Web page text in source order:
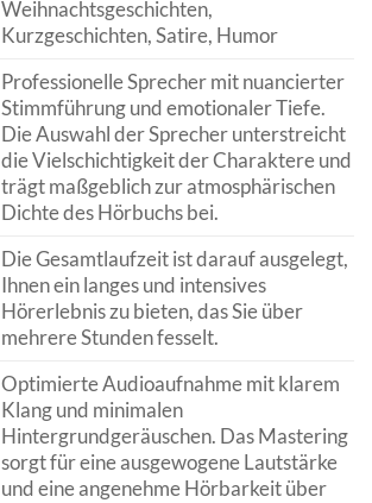
Weihnachtsgeschichten,
Kurzgeschichten, Satire, Humor
Professionelle Sprecher mit nuancierter
Stimmführung und emotionaler Tiefe.
Die Auswahl der Sprecher unterstreicht
die Vielschichtigkeit der Charaktere und
trägt maßgeblich zur atmosphärischen
Dichte des Hörbuchs bei.
Die Gesamtlaufzeit ist darauf ausgelegt,
Ihnen ein langes und intensives
Hörerlebnis zu bieten, das Sie über
mehrere Stunden fesselt.
Optimierte Audioaufnahme mit klarem
Klang und minimalen
Hintergrundgeräuschen. Das Mastering
sorgt für eine ausgewogene Lautstärke
und eine angenehme Hörbarkeit über